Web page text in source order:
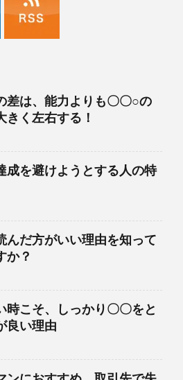
差は、能力よりも〇〇○の
きく左右する！
成を避けようとする人の特
んだ方がいい理由を知って
か？
時こそ、しっかり〇〇をと
良い理由